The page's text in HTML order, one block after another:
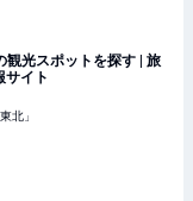
観光スポットを探す | 旅
サイト
北」